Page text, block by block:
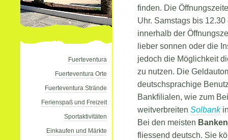
Fuerteventura
Fuerteventura Orte
Fuerteventura Strände
Ferienspaß und Freizeit
Sportaktivitäten
Einkaufen und Märkte
finden. Die
Uhr. Samstags bis
innerhalb der
lieber sonnen oder die
jedoch die Möglichkeit
zu nutzen. Die
deutschsprachige
Bankfilialen, wie zum
weitverbreiten Solbank
Bei den meisten Banken
fliessend deutsch. Sie